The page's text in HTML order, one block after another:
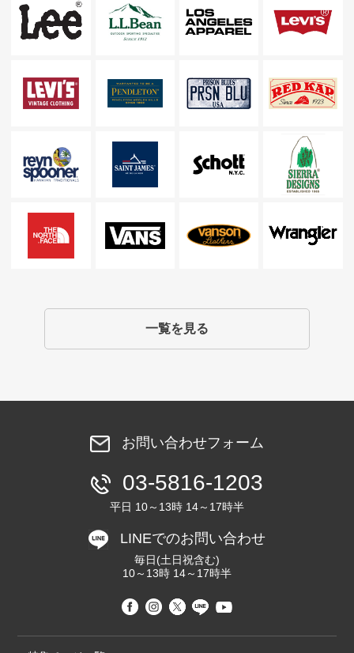
一覧を見る
お問い合わせフォーム
03-5816-1203
平日 10～13時 14～17時半
LINEでのお問い合わせ
毎日(土日祝含む)
10～13時 14～17時半